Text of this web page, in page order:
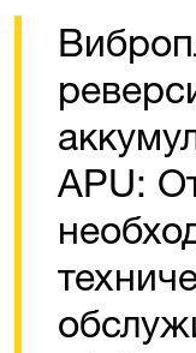
APU: